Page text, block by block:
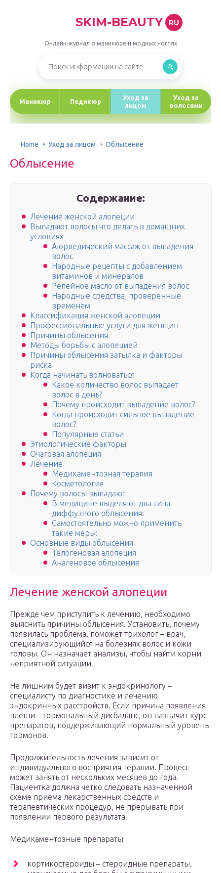
SKIM-BEAUTY RU
Онлайн-журнал о маникюре и модных ногтях
Маникюр Педикюр
Уход за
лицом
Уход за
волосами
Home Уход за лицом Облысение
Облысение
Содержание:
Лечение женской алопеции
Выпадают волосы что делать в домашних
условиях
Аюрведический массаж от выпадения
волос
Народные рецепты с добавлением
витаминов и минералов
Репейное масло от выпадения волос
Народные средства, проверенные
временем
Классификация женской алопеции
Профессиональные услуги для женщин
Причины облысения
Методы борьбы с алопецией
Причины облысения затылка и факторы
риска
Когда начинать волноваться
Какое количество волос выпадает
волос в день?
Почему происходит выпадение волос?
Когда происходит сильное выпадение
волос?
Популярные статьи
Этиологические факторы
Очаговая алопеция
Лечение
Медикаментозная терапия
Косметология
Почему волосы выпадают
В медицине выделяют два типа
диффузного облысения:
Самостоятельно можно применить
такие меры:
Основные виды облысения
Телогеновая алопеция
Анагеновое облысение
Лечение женской алопеции
Прежде чем приступить к лечению, необходимо
выяснить причины облысения. Установить, почему
появилась проблема, поможет трихолог – врач,
специализирующийся на болезнях волос и кожи
головы. Он назначает анализы, чтобы найти корни
неприятной ситуации.
Не лишним будет визит к эндокринологу –
специалисту по диагностике и лечению
эндокринных расстройств. Если причина появления
плеши – гормональный дисбаланс, он назначит курс
препаратов, поддерживающий нормальный уровень
гормонов.
Продолжительность лечения зависит от
индивидуального восприятия терапии. Процесс
может занять от нескольких месяцев до года.
Пациентка должна четко следовать назначенной
схеме приема лекарственных средств и
терапевтических процедур, не прерывать при
появлении первого результата.
Медикаментозные препараты
кортикостероиды – стероидные препараты,